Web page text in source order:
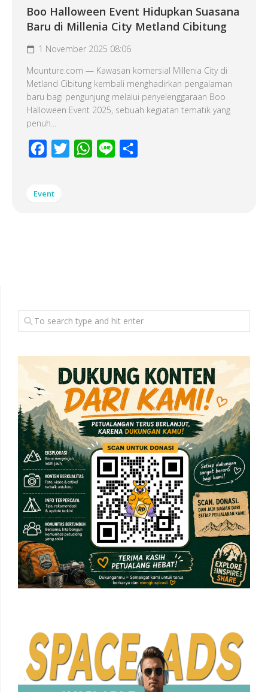
Boo Halloween Event Hidupkan Suasana
Baru di Millenia City Metland Cibitung
1 November 2025 08:06
Mounture.com — Kawasan komersial Millenia City di
Metland Cibitung kembali menghadirkan pengalaman
baru bagi pengunjung melalui penyelenggaraan Boo
Halloween Event 2025, sebuah kegiatan tematik yang
penuh...
Facebook
Twitter WhatsApp
Line
Event